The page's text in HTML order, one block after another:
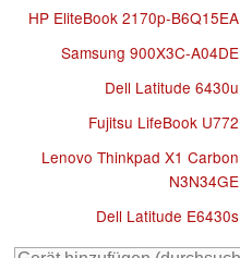
HP EliteBook 2170p-B6Q15EA
Samsung 900X3C-A04DE
Dell Latitude 6430u
Fujitsu LifeBook U772
Lenovo Thinkpad X1 Carbon
N3N34GE
Dell Latitude E6430s